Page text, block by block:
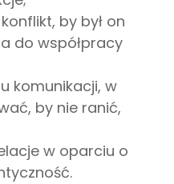
by był on
do współpracy
komunikacji, w
by nie ranić,
w oparciu o